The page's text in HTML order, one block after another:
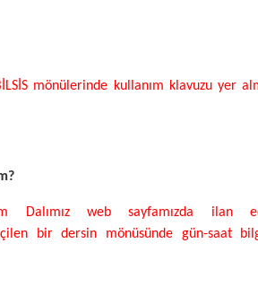
mönülerinde kullanım klavuzu yer
Dalımız web sayfamızda ilan
bir dersin mönüsünde gün-saat